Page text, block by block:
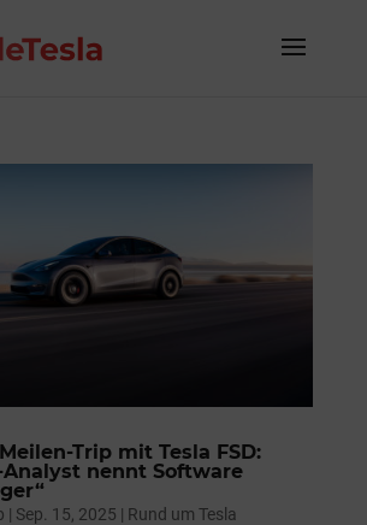
Trip mit Tesla FSD:
nennt Software
| Sep. 15, 2025 | Rund um Tesla